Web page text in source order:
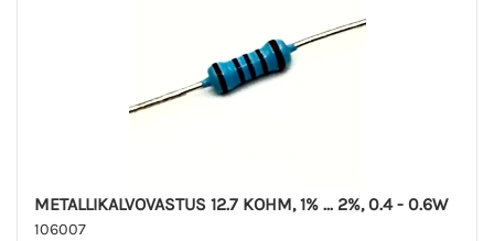
METALLIKALVOVASTUS 12.7 KOHM, 1% ... 2%, 0.4 - 0.6W
106007